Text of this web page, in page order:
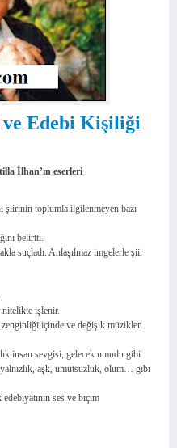
Edebi Kişiliği
İlhan’ın eserleri
toplumla ilgilenmeyen bazı
belirtti.
suçladı. Anlaşılmaz imgelerle şiir
işlenir.
içinde ve değişik müzikler
sevgisi, gelecek umudu gibi
aşk, umutsuzluk, ölüm… gibi
ses ve biçim